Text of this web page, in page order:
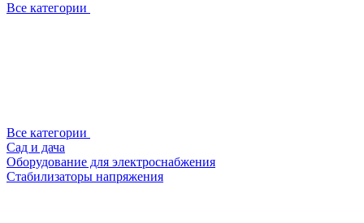
Все категории
Все категории
Сад и дача
Оборудование для электроснабжения
Стабилизаторы напряжения